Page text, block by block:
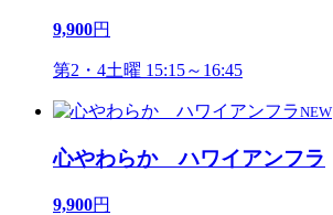
9,900円
第2・4土曜 15:15～16:45
NEW
心やわらか ハワイアンフラ
9,900円